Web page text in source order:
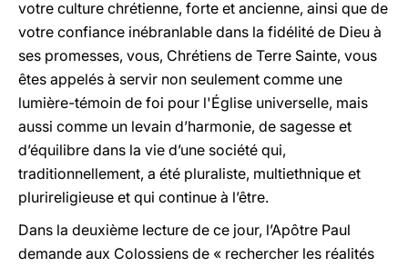
votre culture chrétienne, forte et ancienne, ainsi que de
votre confiance inébranlable dans la fidélité de Dieu à
ses promesses, vous, Chrétiens de Terre Sainte, vous
êtes appelés à servir non seulement comme une
lumière-témoin de foi pour l'Église universelle, mais
aussi comme un levain d’harmonie, de sagesse et
d’équilibre dans la vie d’une société qui,
traditionnellement, a été pluraliste, multiethnique et
plurireligieuse et qui continue à l’être.
Dans la deuxième lecture de ce jour, l’Apôtre Paul
demande aux Colossiens de « rechercher les réalités